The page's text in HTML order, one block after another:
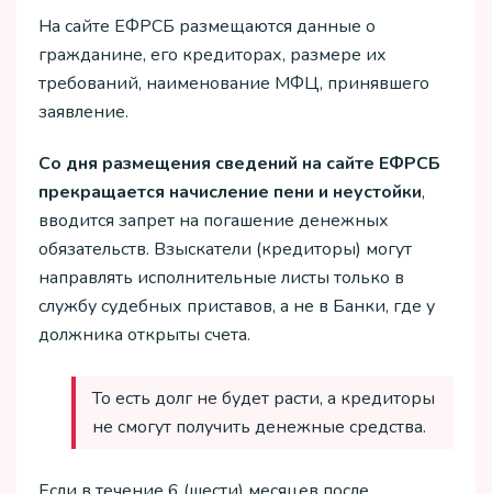
На сайте ЕФРСБ размещаются данные о
гражданине, его кредиторах, размере их
требований, наименование МФЦ, принявшего
заявление.
Со дня размещения сведений на сайте ЕФРСБ
прекращается начисление пени и неустойки,
вводится запрет на погашение денежных
обязательств. Взыскатели (кредиторы) могут
направлять исполнительные листы только в
службу судебных приставов, а не в Банки, где у
должника открыты счета.
То есть долг не будет расти, а кредиторы
не смогут получить денежные средства.